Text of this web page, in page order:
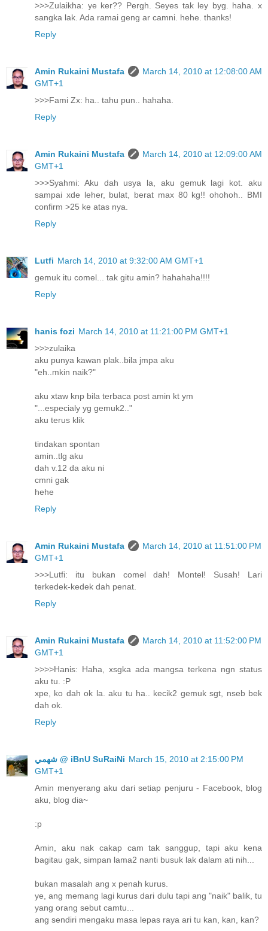
>>>Zulaikha: ye ker?? Pergh. Seyes tak ley byg. haha. x
sangka lak. Ada ramai geng ar camni. hehe. thanks!
Reply
Amin Rukaini Mustafa
March 14, 2010 at 12:08:00 AM
GMT+1
>>>Fami Zx: ha.. tahu pun.. hahaha.
Reply
Amin Rukaini Mustafa
March 14, 2010 at 12:09:00 AM
GMT+1
>>>Syahmi: Aku dah usya la, aku gemuk lagi kot. aku
sampai xde leher, bulat, berat max 80 kg!! ohohoh.. BMI
confirm >25 ke atas nya.
Reply
Lutfi March 14, 2010 at 9:32:00 AM GMT+1
gemuk itu comel... tak gitu amin? hahahaha!!!!
Reply
hanis fozi March 14, 2010 at 11:21:00 PM GMT+1
>>>zulaika
aku punya kawan plak..bila jmpa aku
"eh..mkin naik?"
aku xtaw knp bila terbaca post amin kt ym
"...especialy yg gemuk2.."
aku terus klik
tindakan spontan
amin..tlg aku
dah v.12 da aku ni
cmni gak
hehe
Reply
Amin Rukaini Mustafa
March 14, 2010 at 11:51:00 PM
GMT+1
>>>Lutfi: itu bukan comel dah! Montel! Susah! Lari
terkedek-kedek dah penat.
Reply
Amin Rukaini Mustafa
March 14, 2010 at 11:52:00 PM
GMT+1
>>>>Hanis: Haha, xsgka ada mangsa terkena ngn status
aku tu. :P
xpe, ko dah ok la. aku tu ha.. kecik2 gemuk sgt, nseb bek
dah ok.
Reply
ﺷﻬﻤﻲ @ iBnU SuRaiNi March 15, 2010 at 2:15:00 PM
GMT+1
Amin menyerang aku dari setiap penjuru - Facebook, blog
aku, blog dia~
:p
Amin, aku nak cakap cam tak sanggup, tapi aku kena
bagitau gak, simpan lama2 nanti busuk lak dalam ati nih...
bukan masalah ang x penah kurus.
ye, ang memang lagi kurus dari dulu tapi ang "naik" balik, tu
yang orang sebut camtu...
ang sendiri mengaku masa lepas raya ari tu kan, kan, kan?